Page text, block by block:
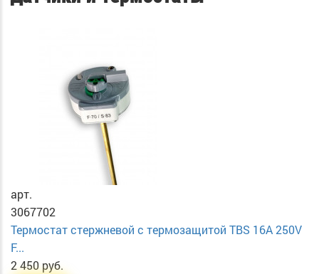
арт.
3067702
Термостат стержневой с термозащитой TBS 16A 250V
F...
2 450 руб.